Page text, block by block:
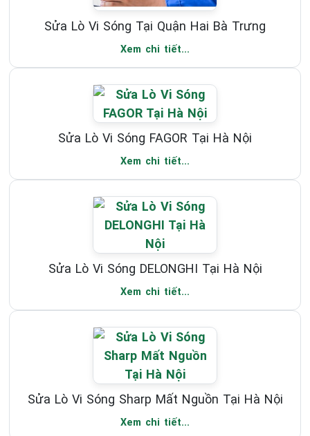
Sửa Lò Vi Sóng Tại Quận Hai Bà Trưng
Xem chi tiết...
Sửa Lò Vi Sóng FAGOR Tại Hà Nội
Xem chi tiết...
Sửa Lò Vi Sóng DELONGHI Tại Hà Nội
Xem chi tiết...
Sửa Lò Vi Sóng Sharp Mất Nguồn Tại Hà Nội
Xem chi tiết...